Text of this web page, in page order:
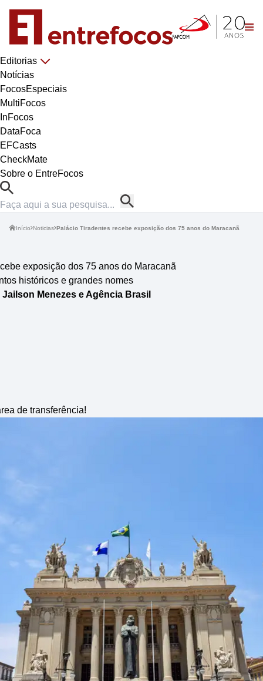
Editorias
Notícias
FocosEspeciais
MultiFocos
InFocos
DataFoca
EFCasts
CheckMate
Sobre o EntreFocos
Início Noticias Palácio Tiradentes recebe exposição dos 75 anos do Maracanã
exposição dos 75 anos do Maracanã
históricos e grandes nomes
Menezes e Agência Brasil
de transferência!